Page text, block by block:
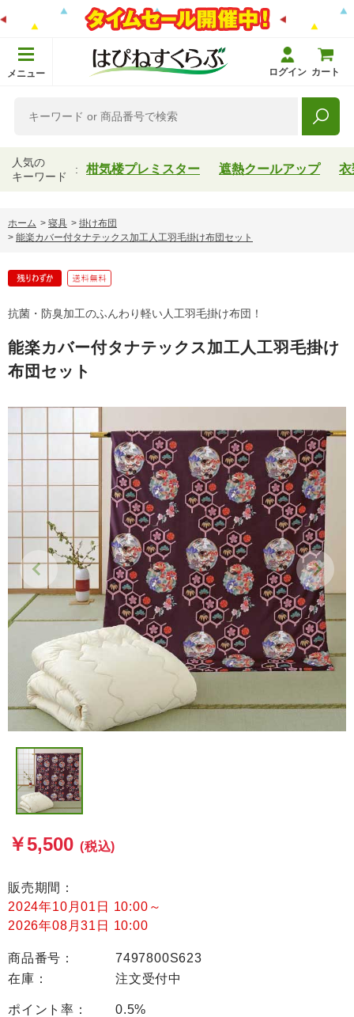
メニュー ログイン カート
人気の
キーワード
柑気楼プレミスター 遮熱クールアップ 衣
ホーム > 寝具 > 掛け布団
> 能楽カバー付タナテックス加工人工羽毛掛け布団セット
抗菌・防臭加工のふんわり軽い人工羽毛掛け布団！
能楽カバー付タナテックス加工人工羽毛掛け
布団セット
￥5,500 (税込)
販売期間：
2024年10月01日 10:00 ～
2026年08月31日 10:00
商品番号：
7497800S623
在庫：
注文受付中
ポイント率：
0.5%